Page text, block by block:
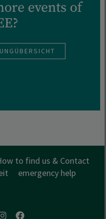
events of
to find us & Contact
emergency help
InstagramFacebook